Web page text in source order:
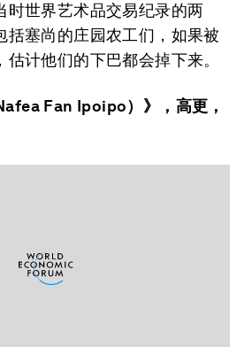
时世界艺术品交易纪录的两
括塞尚的庄园农工们，如果被
计他们的下巴都会掉下来。
Fan Ipoipo） 》，高更，